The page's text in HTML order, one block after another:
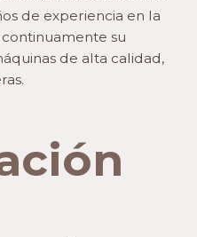
de experiencia en la
su
de alta calidad,